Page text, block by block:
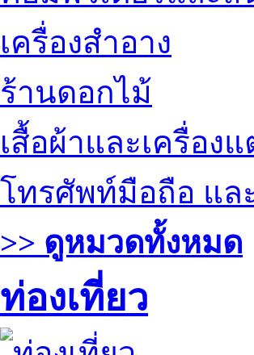
เครื่องสำอาง
ร้านดอกไม้
เสื้อผ้าและเครื่อง
โทรศัพท์มือถือ แ
>> ดูหมวดทั้งหมด
ท่องเที่ยว